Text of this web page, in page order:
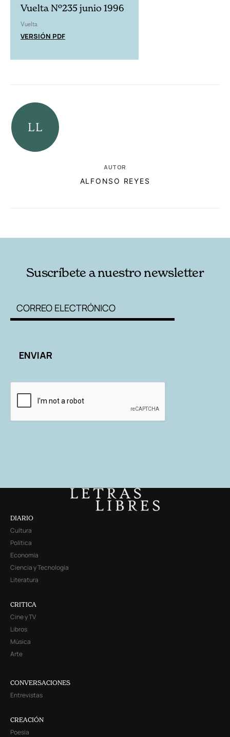
Vuelta Nº235 junio 1996
Vuelta
VERSIÓN PDF
AUTOR
ALFONSO REYES
Suscríbete a nuestro newsletter
DIARIO
Cultura
Política
Economía
Ciencia y Tecnología
Literatura
CRITICA
Cine y TV
Libros
Música
Arte
CONVERSACIONES
Entrevistas
CREACIÓN
Poesía